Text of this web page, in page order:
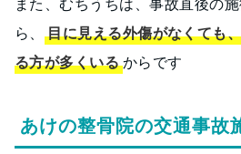
また、むちうちは、事故直後の
ら、
目に見える外傷がなくても
る方が多くいるからです
あけの整骨院の交通事故